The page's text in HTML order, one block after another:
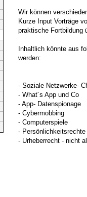
Wir können
Kurze Input Vorträge
praktische Fortbildung
Inhaltlich könnte aus
werden:
- Soziale Netzwerke-
- What´s App und Co
- App- Datenspionage
- Cybermobbing
- Computerspiele
-
- Urheberrecht - nicht